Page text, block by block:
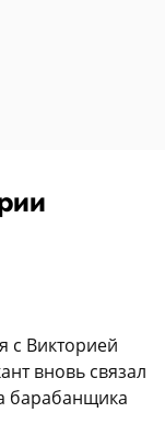
с Викторией
вновь связал
барабанщика